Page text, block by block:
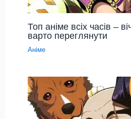
Топ аніме всіх часів –
варто переглянути
Аніме